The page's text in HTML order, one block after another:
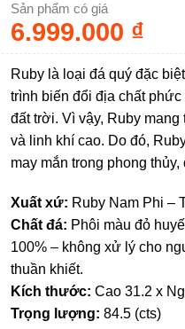
Sản phẩm có giá
6.999.000 ₫
Ruby là loại đá quý đặc
trình biến đổi địa chất
đất trời. Vì vậy, Ruby
và linh khí cao. Do đó,
may mắn trong phong thủy,
Xuất xứ: Ruby Nam Phi –
Chất đá: Phôi màu đỏ
100% – không xử lý cho
thuần khiết.
Kích thước: Cao 31.2 x
Trọng lượng: 84.5 (cts)